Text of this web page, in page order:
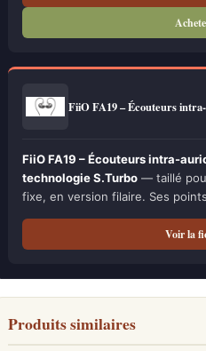
FiiO FA19 – Écouteurs
FiiO FA19 – Écouteurs intra-
technologie S.Turbo — taillé
fixe, en version filaire. Ses
Voir la
Produits similaires